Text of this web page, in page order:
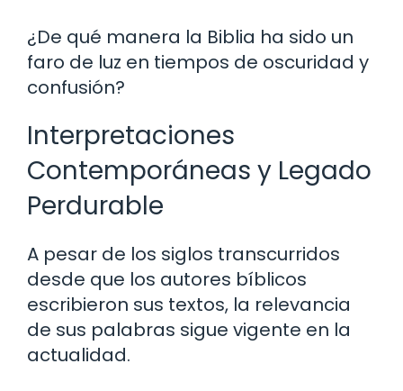
¿De qué manera la Biblia ha sido un
faro de luz en tiempos de oscuridad y
confusión?
Interpretaciones
Contemporáneas y Legado
Perdurable
A pesar de los siglos transcurridos
desde que los autores bíblicos
escribieron sus textos, la relevancia
de sus palabras sigue vigente en la
actualidad.